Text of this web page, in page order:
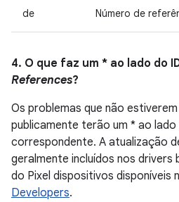
de Número de
4. O que faz um * ao lado do
References?
Os problemas que não
publicamente terão um * ao
correspondente. A atualização
geralmente incluídos nos drivers
do Pixel dispositivos disponíveis
Developers.